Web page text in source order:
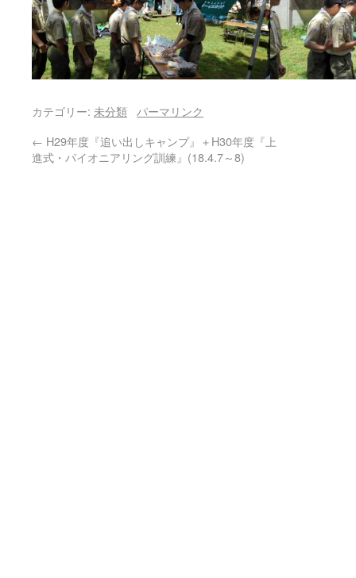
カテゴリー: 未分類
パーマリンク
← H29年度『追い出しキャンプ』＋H30年度『上
進式・パイオニアリング訓練』(18.4.7～8)